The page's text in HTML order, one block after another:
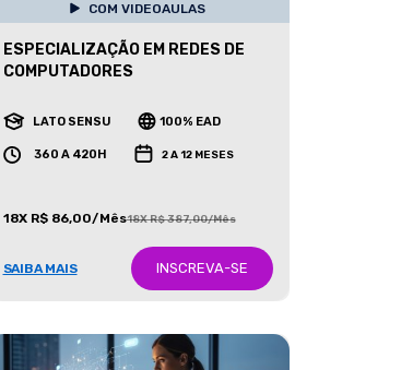
COM VIDEOAULAS
ESPECIALIZAÇÃO EM REDES DE
COMPUTADORES
LATO SENSU 100% EAD
360 A 420H 2 A 12 MESES
18X R$ 86,00/Mês18X R$ 387,00/Mês
SAIBA MAIS INSCREVA-SE